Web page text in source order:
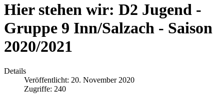
Hier stehen wir: D2 Jugend -
Gruppe 9 Inn/Salzach - Saison
2020/2021
Details
Veröffentlicht: 20. November 2020
Zugriffe: 240